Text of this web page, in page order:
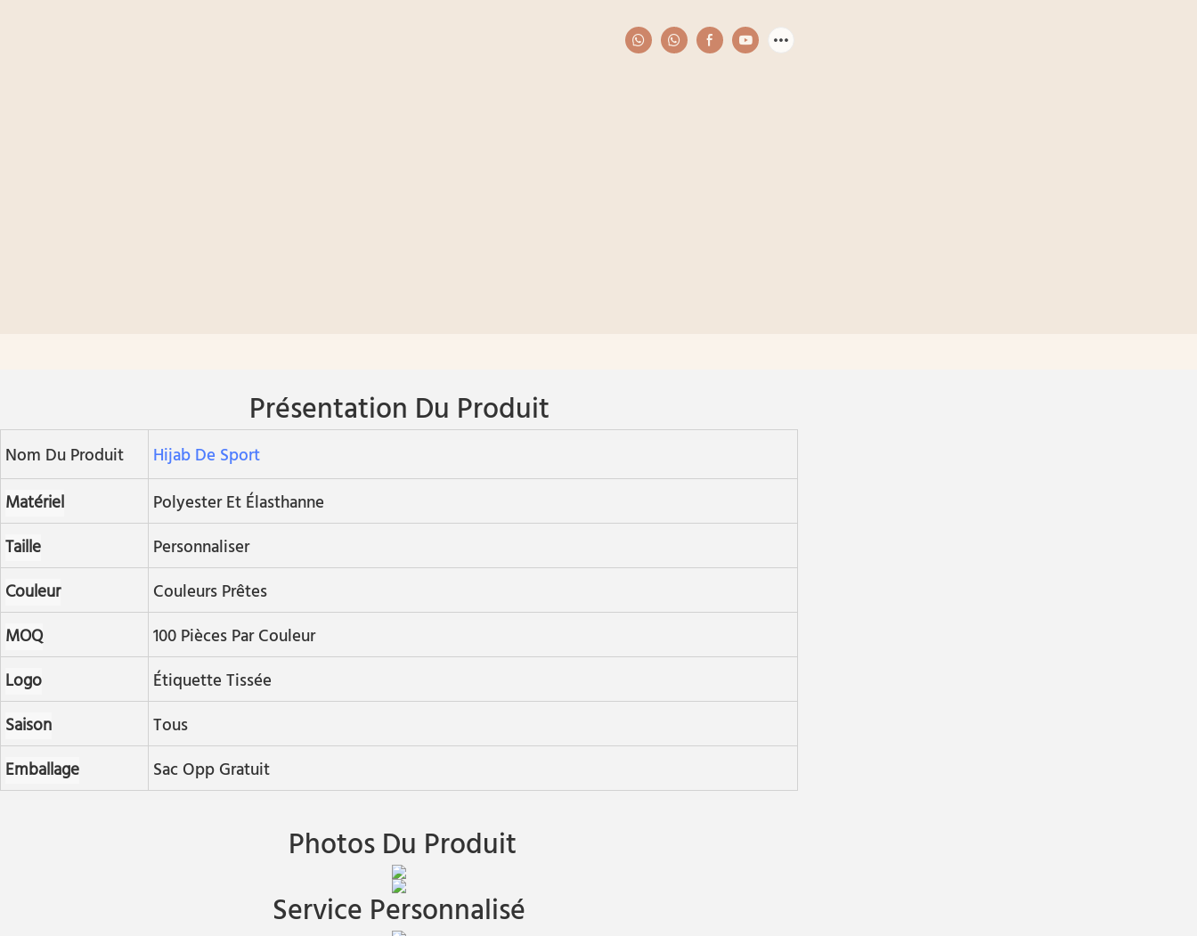
Présentation Du Produit
Nom Du Produit
Hijab De Sport
Matériel
Polyester Et Élasthanne
Taille
Personnaliser
Couleur
Couleurs Prêtes
MOQ
100 Pièces Par Couleur
Logo
Étiquette Tissée
Saison
Tous
Emballage
Sac Opp Gratuit
Photos Du Produit
Service Personnalisé